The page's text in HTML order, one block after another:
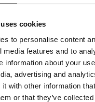
cookies
to personalise content
media features and to
information about your
advertising and
with other information
or that they’ve
o producencie i
DANE TECHNICZNE